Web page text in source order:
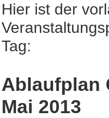
Hier ist der
Tag:
Ablaufplan
Mai 2013